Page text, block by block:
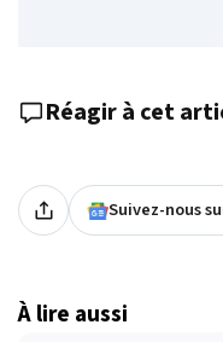
Réagir à cet
Suivez-nous
À lire aussi